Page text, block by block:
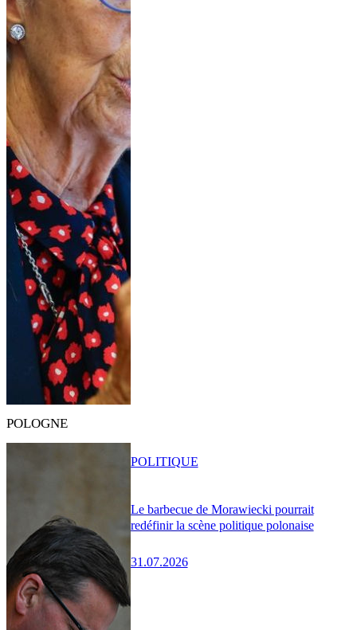
POLOGNE
Le barbecue de Morawiecki pourrait
redéfinir la scène politique polonaise
31.07.2026
POLITIQUE